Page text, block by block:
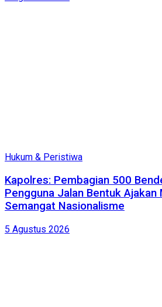
Hukum & Peristiwa
Kapolres: Pembagian 500
Pengguna Jalan Bentuk Ajakan
Semangat Nasionalisme
5 Agustus 2026